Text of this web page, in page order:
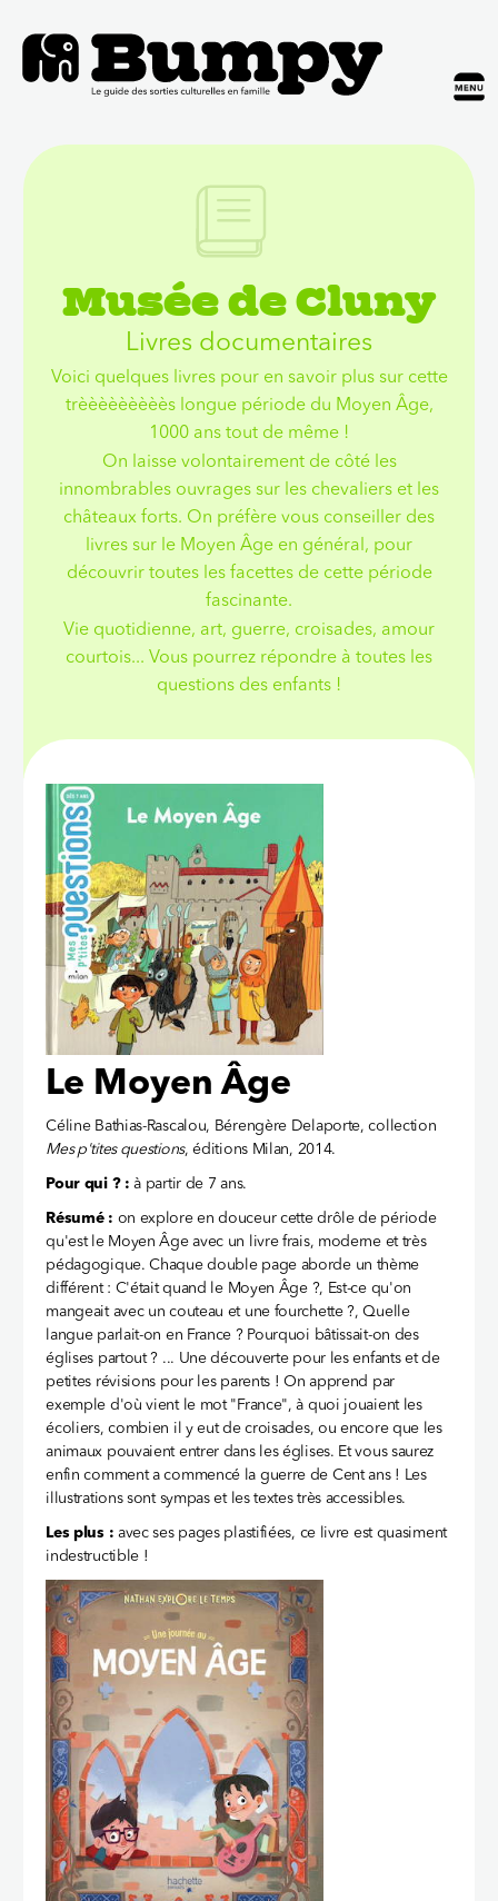
Musée de Cluny
Livres documentaires
Voici quelques livres pour en savoir plus sur cette
trèèèèèèèèès longue période du Moyen Âge,
1000 ans tout de même !
On laisse volontairement de côté les
innombrables ouvrages sur les chevaliers et les
châteaux forts. On préfère vous conseiller des
livres sur le Moyen Âge en général, pour
découvrir toutes les facettes de cette période
fascinante.
Vie quotidienne, art, guerre, croisades, amour
courtois... Vous pourrez répondre à toutes les
questions des enfants !
Le Moyen Âge
Céline Bathias-Rascalou, Bérengère Delaporte, collection
Mes p'tites questions, éditions Milan, 2014.
Pour qui ? : à partir de 7 ans.
Résumé : on explore en douceur cette drôle de période
qu'est le Moyen Âge avec un livre frais, moderne et très
pédagogique. Chaque double page aborde un thème
différent : C'était quand le Moyen Âge ?, Est-ce qu'on
mangeait avec un couteau et une fourchette ?, Quelle
langue parlait-on en France ? Pourquoi bâtissait-on des
églises partout ? ... Une découverte pour les enfants et de
petites révisions pour les parents ! On apprend par
exemple d'où vient le mot "France", à quoi jouaient les
écoliers, combien il y eut de croisades, ou encore que les
animaux pouvaient entrer dans les églises. Et vous saurez
enfin comment a commencé la guerre de Cent ans ! Les
illustrations sont sympas et les textes très accessibles.
Les plus : avec ses pages plastifiées, ce livre est quasiment
indestructible !